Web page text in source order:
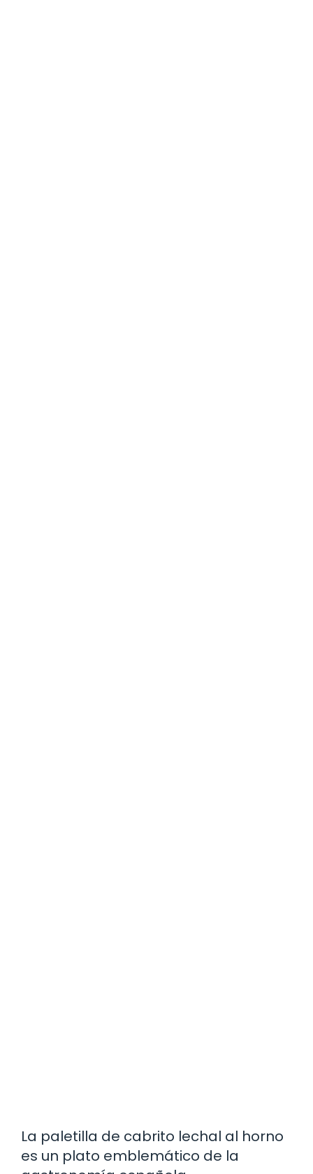
La paletilla de cabrito lechal al horno
es un plato emblemático de la